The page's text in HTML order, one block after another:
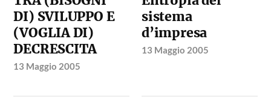
DI) SVILUPPO E
(VOGLIA DI)
DECRESCITA
13 Maggio 2005
sistema
d’impresa
13 Maggio 2005